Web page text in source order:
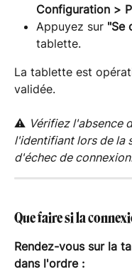
Configuration >
Appuyez sur "Se
tablette.
La tablette est
validée.
⚠️ Vérifiez l'absence
l'identifiant lors de la
d'échec de
Que faire si la
Rendez-vous sur la
dans l'ordre :